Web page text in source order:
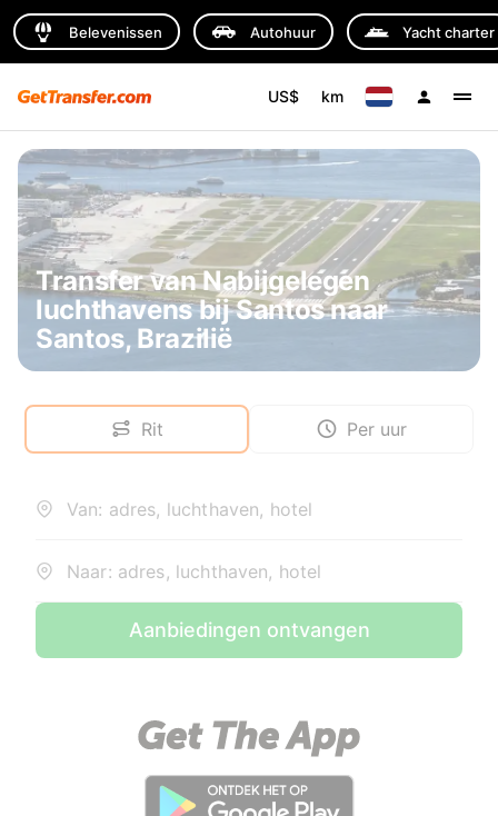
Belevenissen Autohuur Yacht charter
US$ km
Transfer van Nabijgelegen
luchthavens bij Santos naar
Santos, Brazilië
Rit Per uur
Van: adres, luchthaven, hotel
Naar: adres, luchthaven, hotel
Aanbiedingen ontvangen